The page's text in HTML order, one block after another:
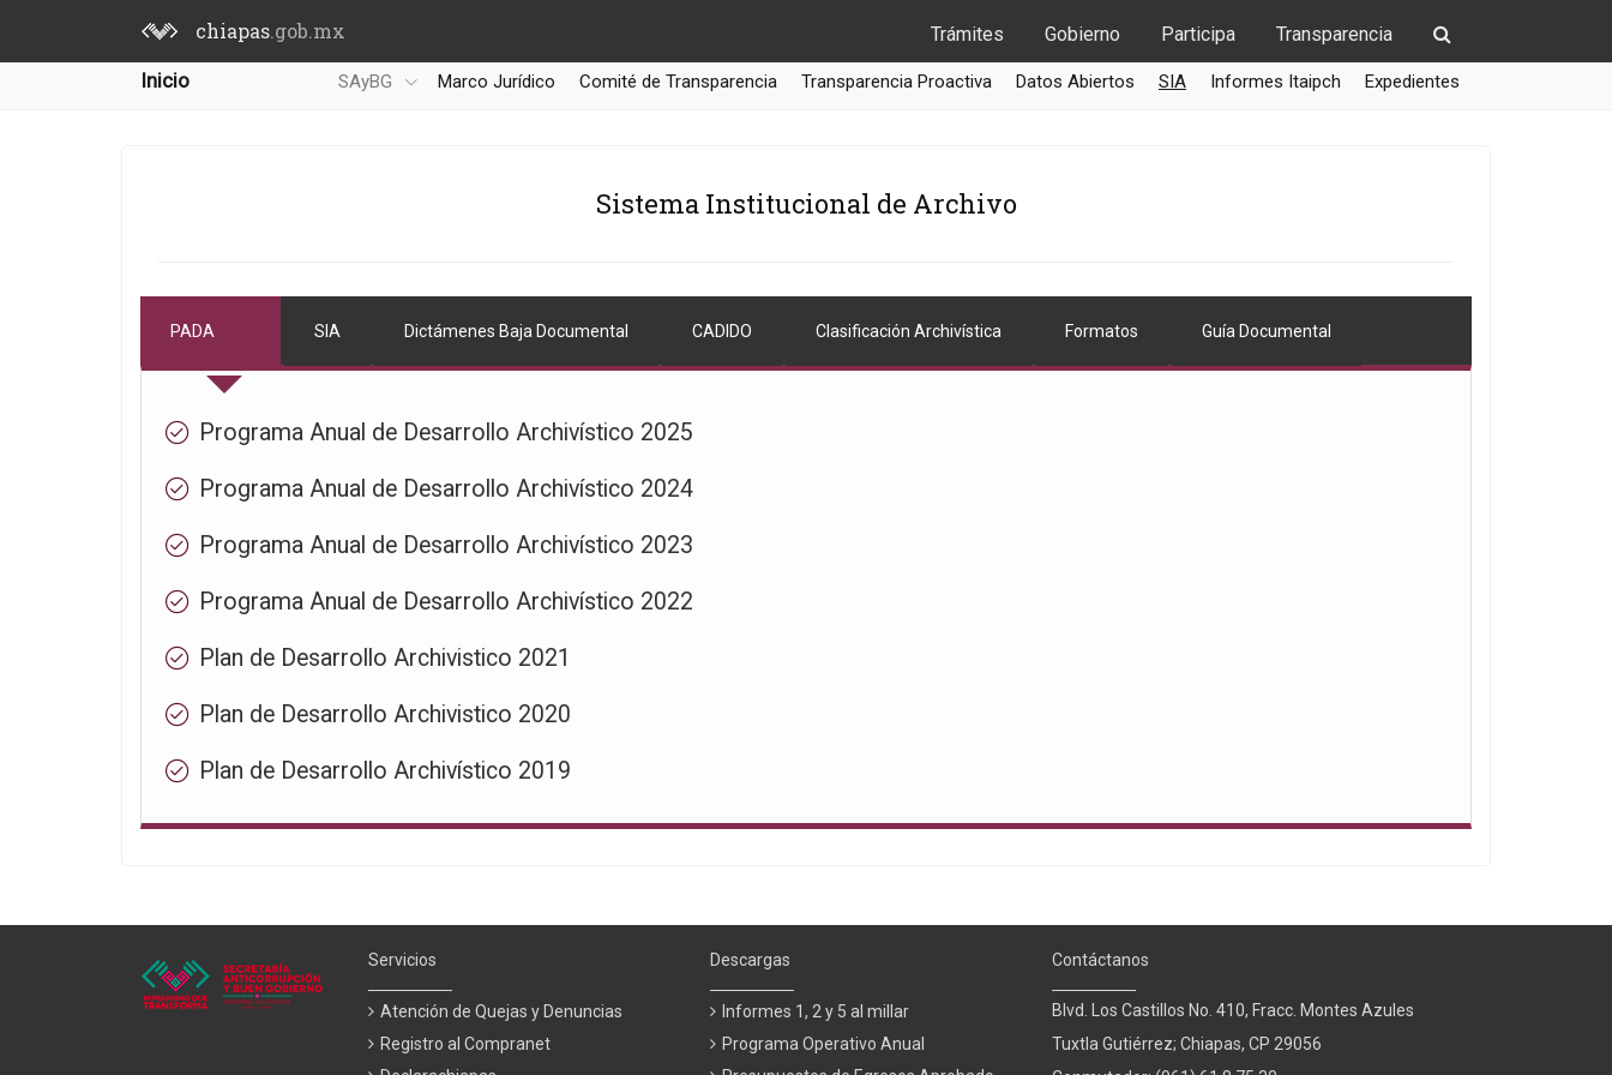
chiapas.gob.mx Trámites Gobierno Participa Transparencia
Inicio SAyBG Marco Jurídico Comité de Transparencia Transparencia Proactiva Datos Abiertos SIA Informes Itaipch Expedientes
Sistema Institucional de Archivo
PADA SIA Dictámenes Baja Documental CADIDO Clasificación Archivística Formatos Guía Documental
Programa Anual de Desarrollo Archivístico 2025
Programa Anual de Desarrollo Archivístico 2024
Programa Anual de Desarrollo Archivístico 2023
Programa Anual de Desarrollo Archivístico 2022
Plan de Desarrollo Archivistico 2021
Plan de Desarrollo Archivistico 2020
Plan de Desarrollo Archivístico 2019
Servicios
Atención de Quejas y Denuncias
Registro al Compranet
Descargas
Informes 1, 2 y 5 al millar
Programa Operativo Anual
Contáctanos
Blvd. Los Castillos No. 410, Fracc. Montes Azules
Tuxtla Gutiérrez; Chiapas, CP 29056